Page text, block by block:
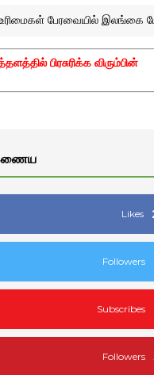
பேரவையில் இலங்கை
பிரசுரிக்க விரும்பின்
Likes
Followers
Subscribes
Followers